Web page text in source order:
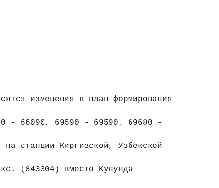
изменения в план формирования
- 66090, 69590 - 69590, 69680 -
станции Киргизской, Узбекской
(843304) вместо Кулунда